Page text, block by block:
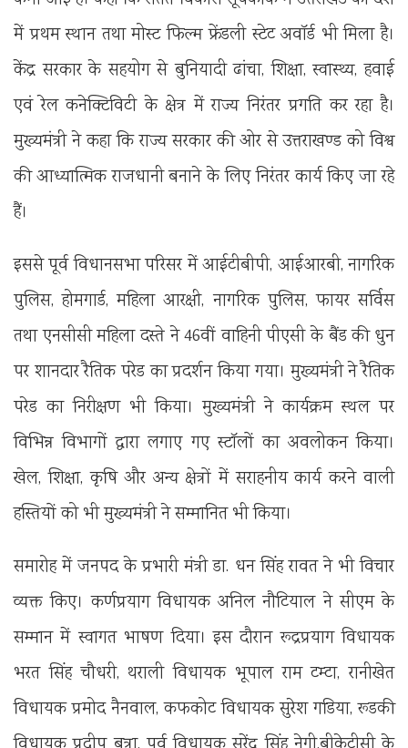
में प्रथम स्थान तथा मोस्ट फिल्म फ्रेंडली स्टेट अवॉर्ड भी मिला है।
केंद्र सरकार के सहयोग से बुनियादी ढांचा, शिक्षा, स्वास्थ्य, हवाई
एवं रेल कनेक्टिविटी के क्षेत्र में राज्य निरंतर प्रगति कर रहा है।
मुख्यमंत्री ने कहा कि राज्य सरकार की ओर से उत्तराखण्ड को विश्व
की आध्यात्मिक राजधानी बनाने के लिए निरंतर कार्य किए जा रहे
हैं।
इससे पूर्व विधानसभा परिसर में आईटीबीपी, आईआरबी, नागरिक
पुलिस, होमगार्ड, महिला आरक्षी, नागरिक पुलिस, फायर सर्विस
तथा एनसीसी महिला दस्ते ने 46वीं वाहिनी पीएसी के बैंड की धुन
पर शानदार रैतिक परेड का प्रदर्शन किया गया। मुख्यमंत्री ने रैतिक
परेड का निरीक्षण भी किया। मुख्यमंत्री ने कार्यक्रम स्थल पर
विभिन्न विभागों द्वारा लगाए गए स्टॉलों का अवलोकन किया।
खेल, शिक्षा, कृषि और अन्य क्षेत्रों में सराहनीय कार्य करने वाली
हस्तियों को भी मुख्यमंत्री ने सम्मानित भी किया।
समारोह में जनपद के प्रभारी मंत्री डा. धन सिंह रावत ने भी विचार
व्यक्त किए। कर्णप्रयाग विधायक अनिल नौटियाल ने सीएम के
सम्मान में स्वागत भाषण दिया। इस दौरान रूद्रप्रयाग विधायक
भरत सिंह चौधरी, थराली विधायक भूपाल राम टम्टा, रानीखेत
विधायक प्रमोद नैनवाल, कफकोट विधायक सुरेश गडिया, रूडकी